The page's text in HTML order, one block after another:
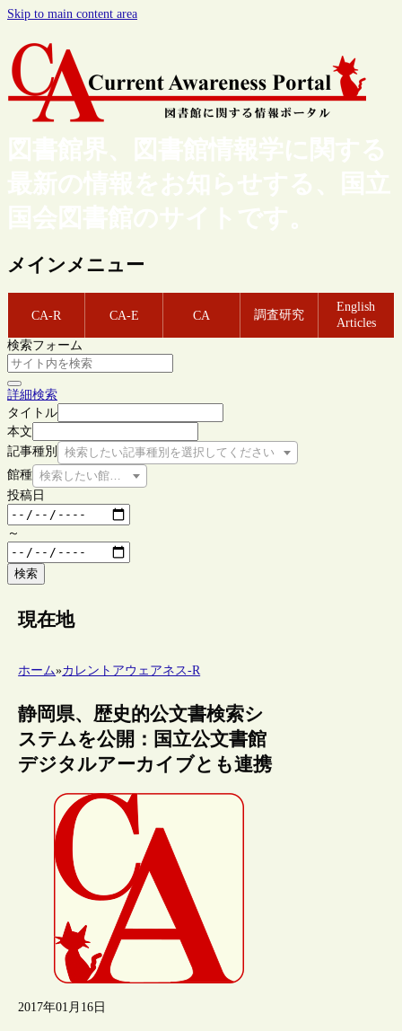
Skip to main content area
図書館界、図書館情報学に関する
最新の情報をお知らせする、国立
国会図書館のサイトです。
メインメニュー
CA-R CA-E CA 調査研究
English
Articles
検索フォーム
詳細検索
タイトル
本文
記事種別
検索したい記事種別を選択してください
館種 検索したい館種を選択してください
投稿日
～
検索
現在地
ホーム»カレントアウェアネス-R
静岡県、歴史的公文書検索シ
ステムを公開：国立公文書館
デジタルアーカイブとも連携
2017年01月16日